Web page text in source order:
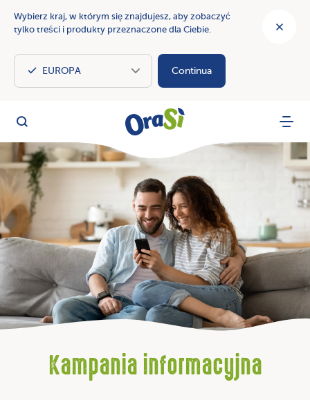
Wybierz kraj, w którym się znajdujesz, aby zobaczyć
tylko treści i produkty przeznaczone dla Ciebie.
Continua
OraSì
Szukaj Menu
Kampania informacyjna